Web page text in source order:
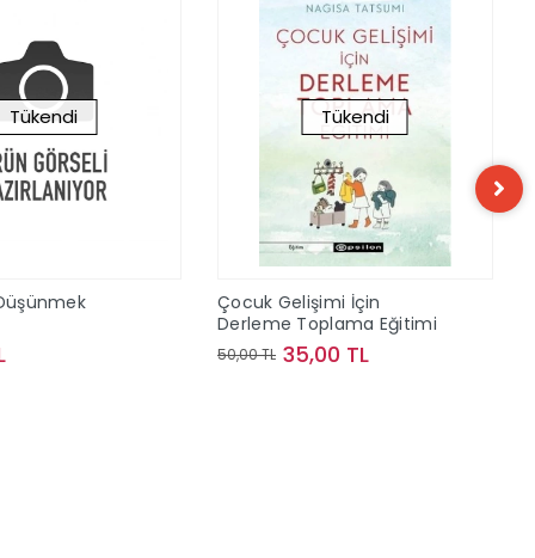
Tükendi Tükendi
Çocuk Gelişimi İçin
Derleme Toplama Eğitimi
50,00 TL 35,00 TL